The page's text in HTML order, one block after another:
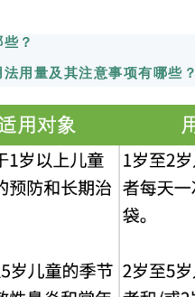
？
法用量及其注意事项有哪些